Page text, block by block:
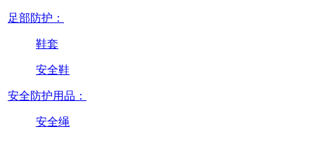
足部防护：
鞋套
安全鞋
安全防护用品：
安全绳